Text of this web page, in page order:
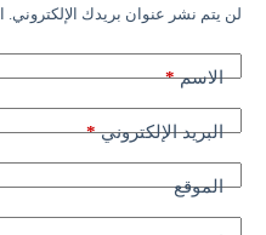
لن يتم نشر عنوان بريدك الإلكتروني.
الاسم*
البريد الإلكتروني*
الموقع